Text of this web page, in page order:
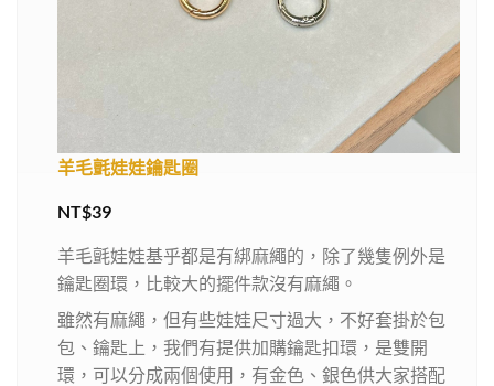
羊毛氈娃娃鑰匙圈
NT$39
羊毛氈娃娃基乎都是有綁麻繩的，除了幾隻例外是
鑰匙圈環，比較大的擺件款沒有麻繩。
雖然有麻繩，但有些娃娃尺寸過大，不好套掛於包
包、鑰匙上，我們有提供加購鑰匙扣環，是雙開
環，可以分成兩個使用，有金色、銀色供大家搭配